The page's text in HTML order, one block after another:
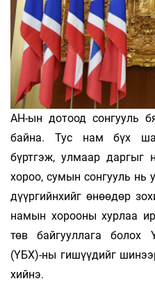
АН-ын дотоод сонгууль
байна. Тус нам бүх
бүртгэж, улмаар даргыг
хороо, сумын сонгууль нь
дүүргийнхийг өнөөдөр
намын хорооны хурлаа
төв байгууллага болох
(ҮБХ)-ны гишүүдийг
хийнэ.